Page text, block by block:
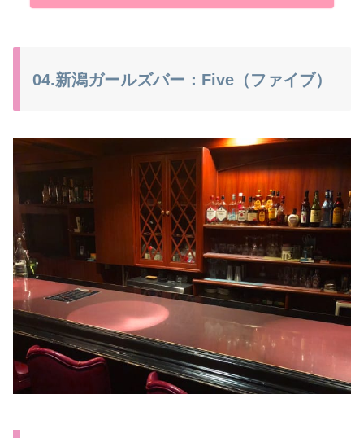
04.新潟ガールズバー：Five（ファイブ）